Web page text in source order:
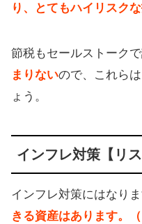
り、とてもハイリスク
節税もセールストークで
まりないので、これら
ょう。
インフレ対策【リス
インフレ対策にはなりま
きる資産はあります。